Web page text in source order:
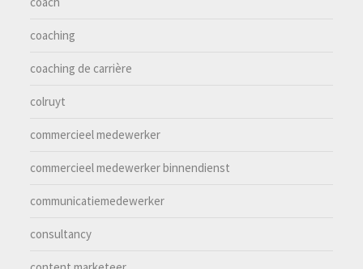
coaching
coaching de carrière
colruyt
commercieel medewerker
commercieel medewerker binnendienst
communicatiemedewerker
consultancy